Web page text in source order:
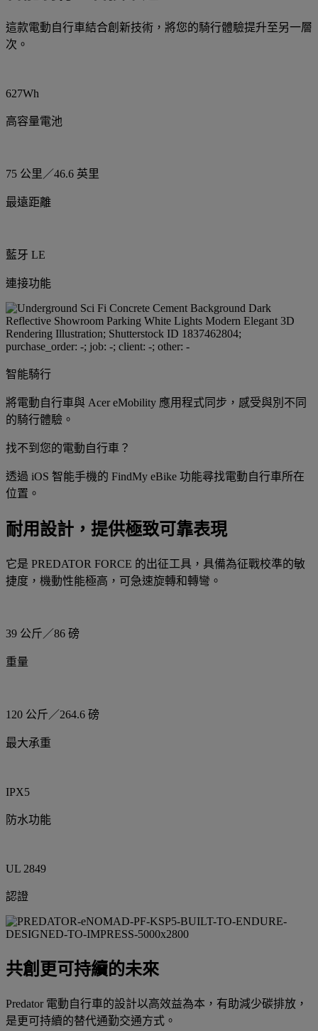
這款電動自行車結合創新技術，將您的騎行體驗提升至另一層
次。
627Wh
高容量電池
75 公里／46.6 英里
最遠距離
藍牙 LE
連接功能
智能騎行
將電動自行車與 Acer eMobility 應用程式同步，感受與別不同
的騎行體驗。
找不到您的電動自行車？
透過 iOS 智能手機的 FindMy eBike 功能尋找電動自行車所在
位置。
耐用設計，提供極致可靠表現
它是 PREDATOR FORCE 的出征工具，具備為征戰校準的敏
捷度，機動性能極高，可急速旋轉和轉彎。
39 公斤／86 磅
重量
120 公斤／264.6 磅
最大承重
IPX5
防水功能
UL 2849
認證
共創更可持續的未來
Predator 電動自行車的設計以高效益為本，有助減少碳排放，
是更可持續的替代通勤交通方式。